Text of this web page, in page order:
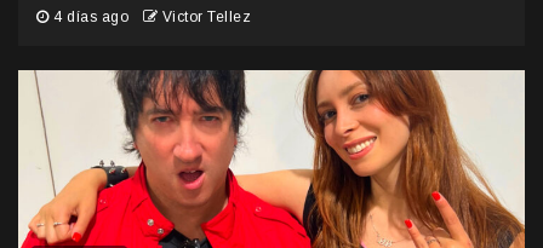
4 días ago Victor Tellez